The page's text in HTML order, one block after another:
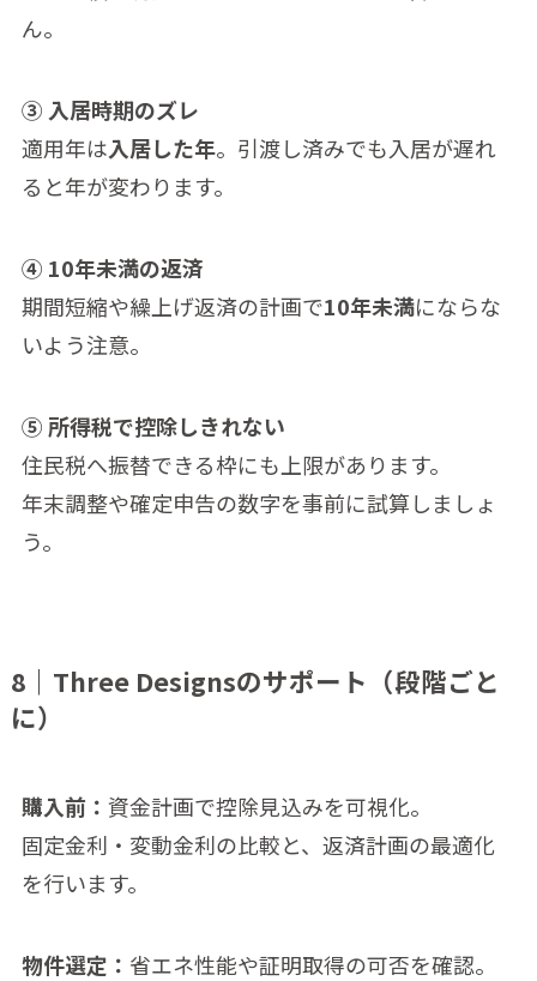
ん。
③ 入居時期のズレ
適用年は入居した年。引渡し済みでも入居が遅れ
ると年が変わります。
④ 10年未満の返済
期間短縮や繰上げ返済の計画で10年未満にならな
いよう注意。
⑤ 所得税で控除しきれない
住民税へ振替できる枠にも上限があります。
年末調整や確定申告の数字を事前に試算しましょ
う。
8｜Three Designsのサポート（段階ごと
に）
購入前： 資金計画で控除見込みを可視化。
固定金利・変動金利の比較と、返済計画の最適化
を行います。
物件選定： 省エネ性能や証明取得の可否を確認。